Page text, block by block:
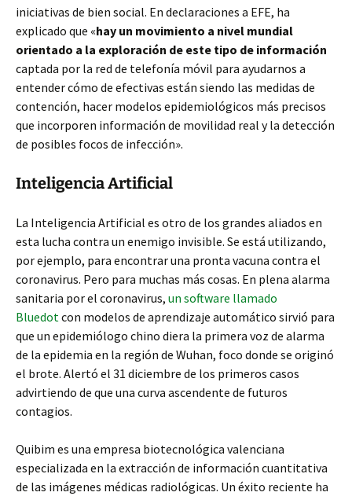
iniciativas de bien social. En declaraciones a EFE, ha
explicado que «hay un movimiento a nivel mundial
orientado a la exploración de este tipo de información
captada por la red de telefonía móvil para ayudarnos a
entender cómo de efectivas están siendo las medidas de
contención, hacer modelos epidemiológicos más precisos
que incorporen información de movilidad real y la detección
de posibles focos de infección».
Inteligencia Artificial
La Inteligencia Artificial es otro de los grandes aliados en
esta lucha contra un enemigo invisible. Se está utilizando,
por ejemplo, para encontrar una pronta vacuna contra el
coronavirus. Pero para muchas más cosas. En plena alarma
sanitaria por el coronavirus, un software llamado
Bluedotcon modelos de aprendizaje automático sirvió para
que un epidemiólogo chino diera la primera voz de alarma
de la epidemia en la región de Wuhan, foco donde se originó
el brote. Alertó el 31 diciembre de los primeros casos
advirtiendo de que una curva ascendente de futuros
contagios.
Quibim es una empresa biotecnológica valenciana
especializada en la extracción de información cuantitativa
de las imágenes médicas radiológicas. Un éxito reciente ha